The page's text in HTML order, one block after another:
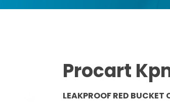
Procart
LEAKPROOF RED BUCKET